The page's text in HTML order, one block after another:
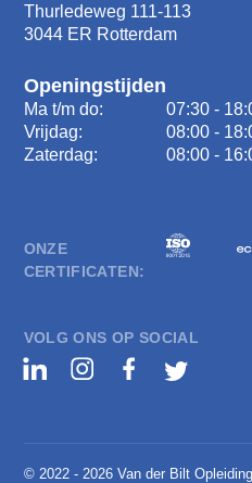
Thurledeweg 111-113
3044 ER Rotterdam
Openingstijden
Ma t/m do:
07:30 -
Vrijdag:
08:00 -
Zaterdag:
08:00 -
ONZE
CERTIFICATEN:
VOLG ONS OP SOCIAL
© 2022 - 2026 Van der Bilt